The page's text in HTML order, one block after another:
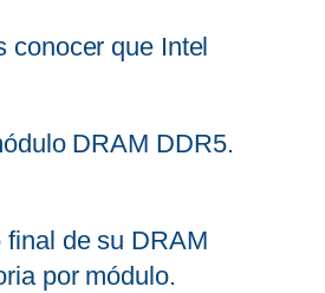
que Intel
DRAM DDR5.
de su DRAM
por módulo.